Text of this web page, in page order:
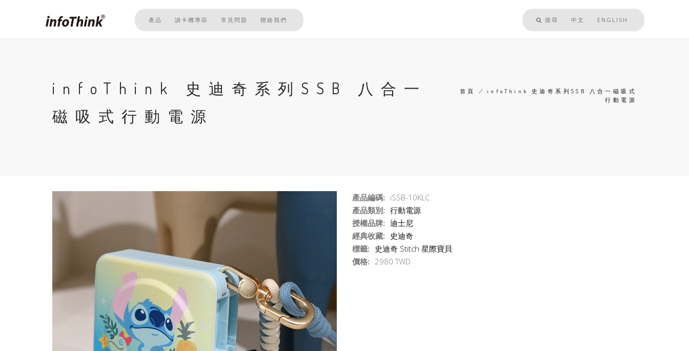
產品 讀卡機專區 常見問題 聯絡我們 搜尋 中文 ENGLISH
infoThink 史迪奇系列SSB 八合一
磁吸式行動電源
首頁 / infoThink 史迪奇系列SSB 八合一磁吸式
行動電源
產品編碼: iSSB-10KLC
產品類別: 行動電源
授權品牌: 迪士尼
經典收藏:
史迪奇
標籤:
史迪奇 Stitch 星際寶貝
價格: 2980 TWD